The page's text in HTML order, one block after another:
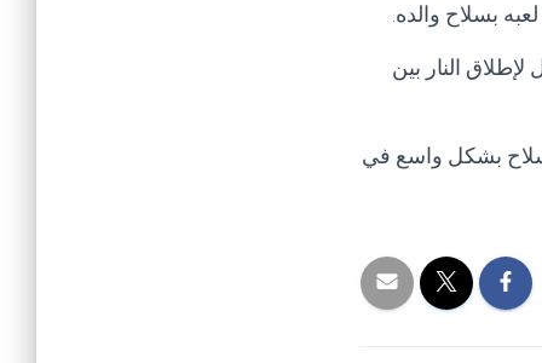
بسلاح والده.
النار بين
بشكل واسع في